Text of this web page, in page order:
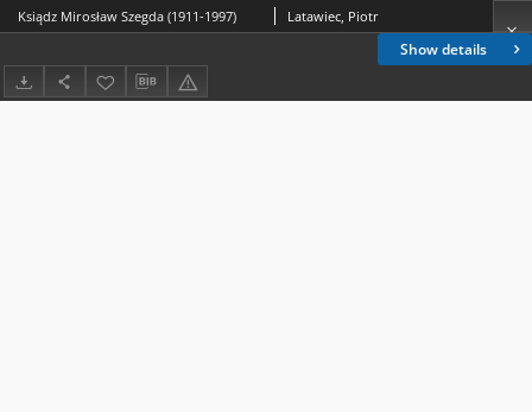
Show details
Ksiądz Mirosław Szegda (1911-1997) Latawiec, Piotr